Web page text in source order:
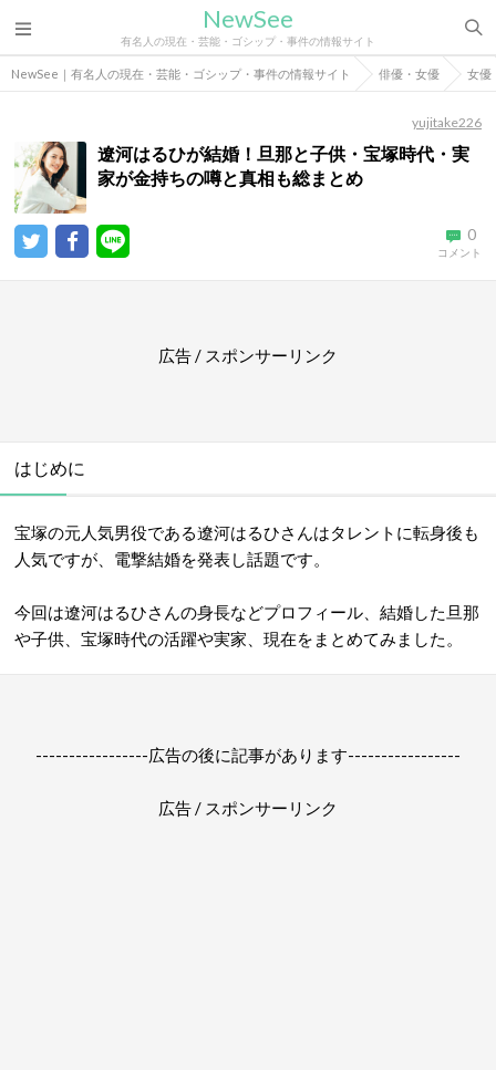
NewSee
有名人の現在・芸能・ゴシップ・事件の情報サイト
NewSee｜有名人の現在・芸能・ゴシップ・事件の情報サイト 俳優・女優 女優
yujitake226
遼河はるひが結婚！旦那と子供・宝塚時代・実
家が金持ちの噂と真相も総まとめ
0
コメント
広告 / スポンサーリンク
はじめに
宝塚の元人気男役である遼河はるひさんはタレントに転身後も
人気ですが、電撃結婚を発表し話題です。
今回は遼河はるひさんの身長などプロフィール、結婚した旦那
や子供、宝塚時代の活躍や実家、現在をまとめてみました。
-----------------広告の後に記事があります-----------------
広告 / スポンサーリンク